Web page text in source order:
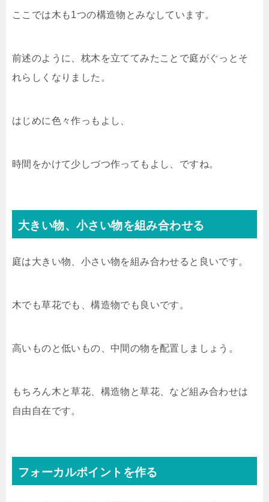
ここでは木も1つの構造物とみなしています。
前述のように、枕木を立ててみたことで庭がぐっとそ
れらしくなりました。
はじめに色々作っもよし、
時間をかけて少しづつ作ってもよし、ですね。
大きい物、小さい物を組み合わせる
庭は大きい物、小さい物を組み合わせると良いです。
木でも草花でも、構造物でも良いです。
高いものと低いもの、中間の物を配置しましょう。
もちろん木と草花、構造物と草花、など組み合わせは
自由自在です。
フォーカルポイントを作る